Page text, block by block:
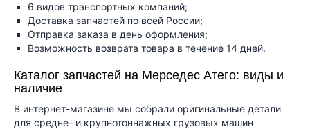
6 видов транспортных компаний;
Доставка запчастей по всей России;
Отправка заказа в день оформления;
Возможность возврата товара в течение 14 дней.
Каталог запчастей на Мерседес Атего: виды и
наличие
В интернет-магазине мы собрали оригинальные детали
для средне- и крупнотоннажных грузовых машин